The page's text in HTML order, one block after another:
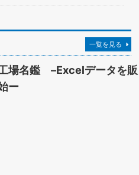
一覧を見る
場名鑑 –Excelデータを販
ー